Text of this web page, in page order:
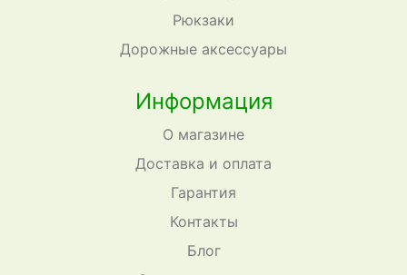
Рюкзаки
Дорожные аксессуары
Информация
О магазине
Доставка и оплата
Гарантия
Контакты
Блог